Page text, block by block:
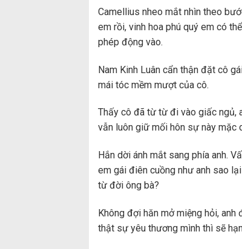
Camellius nheo mắt nhìn theo
em rồi, vinh hoa phú quý em có
phép động vào.
Nam Kinh Luân cẩn thận đặt cô
mái tóc mềm mượt của cô.
Thấy cô đã từ từ đi vào giấc ngủ,
vẫn luôn giữ mối hôn sự này mặc
Hắn dời ánh mắt sang phía anh.
em gái điên cuồng như anh sao
từ đời ông bà?
Không đợi hăn mở miệng hỏi,
thật sự yêu thương mình thì sẽ